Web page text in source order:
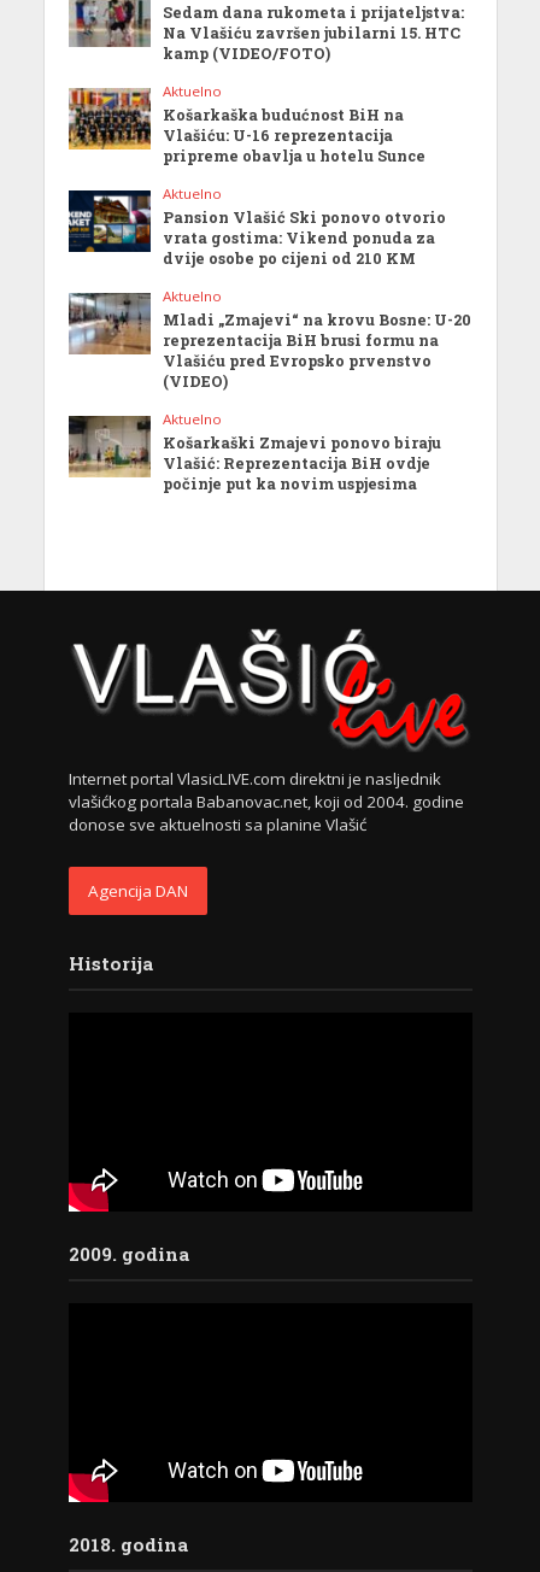
Sedam dana rukometa i prijateljstva:
Na Vlašiću završen jubilarni 15. HTC
kamp (VIDEO/FOTO)
Aktuelno
Košarkaška budućnost BiH na
Vlašiću: U-16 reprezentacija
pripreme obavlja u hotelu Sunce
Aktuelno
Pansion Vlašić Ski ponovo otvorio
vrata gostima: Vikend ponuda za
dvije osobe po cijeni od 210 KM
Aktuelno
Mladi „Zmajevi“ na krovu Bosne: U-20
reprezentacija BiH brusi formu na
Vlašiću pred Evropsko prvenstvo
(VIDEO)
Aktuelno
Košarkaški Zmajevi ponovo biraju
Vlašić: Reprezentacija BiH ovdje
počinje put ka novim uspjesima
Internet portal VlasicLIVE.com direktni je nasljednik
vlašićkog portala Babanovac.net, koji od 2004. godine
donose sve aktuelnosti sa planine Vlašić
Agencija DAN
Historija
2009. godina
2018. godina